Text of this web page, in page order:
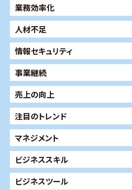
業務効率化
人材不足
情報セキュリティ
事業継続
売上の向上
注目のトレンド
マネジメント
ビジネススキル
ビジネスツール